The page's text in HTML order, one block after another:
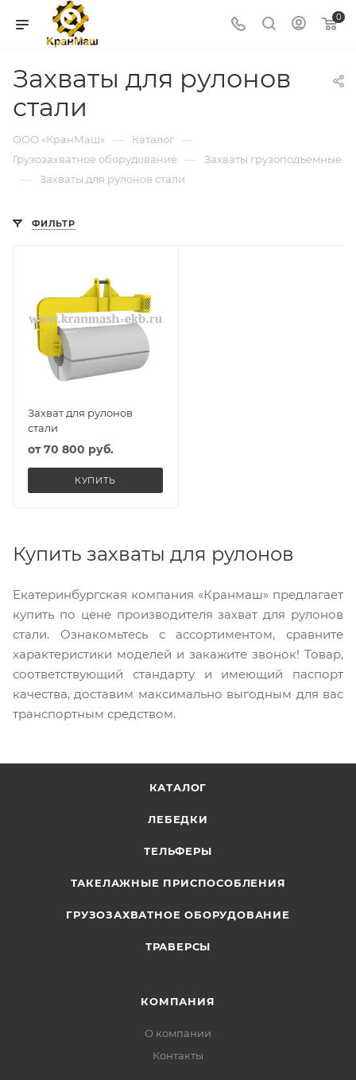
0
Захваты для рулонов
стали
ООО «КранМаш» — Каталог —
Грузозахватное оборудование — Захваты грузоподъемные
— Захваты для рулонов стали
ФИЛЬТР
Захват для рулонов
стали
от70 800 руб.
КУПИТЬ
Купить захваты для рулонов
Екатеринбургская компания «Кранмаш» предлагает
купить по цене производителя захват для рулонов
стали. Ознакомьтесь с ассортиментом, сравните
характеристики моделей и закажите звонок! Товар,
соответствующий стандарту и имеющий паспорт
качества, доставим максимально выгодным для вас
транспортным средством.
КАТАЛОГ
ЛЕБЕДКИ
ТЕЛЬФЕРЫ
ТАКЕЛАЖНЫЕ ПРИСПОСОБЛЕНИЯ
ГРУЗОЗАХВАТНОЕ ОБОРУДОВАНИЕ
ТРАВЕРСЫ
КОМПАНИЯ
О компании
Контакты